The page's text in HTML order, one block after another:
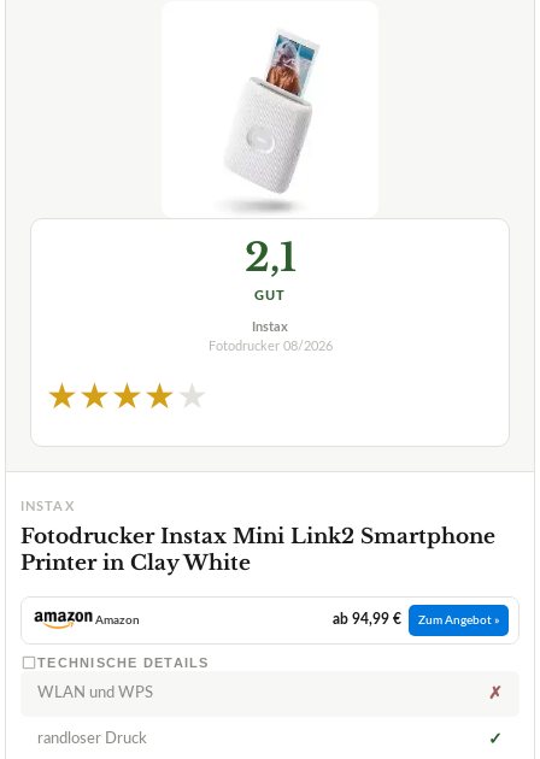
2,1
GUT
Instax
Fotodrucker 08/2026
★★★★★
INSTAX
Fotodrucker Instax Mini Link2 Smartphone
Printer in Clay White
Amazon ab 94,99 € Zum Angebot »
TECHNISCHE DETAILS
WLAN und WPS ✗
randloser Druck ✓